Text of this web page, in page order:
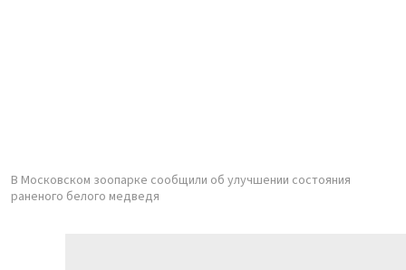
В Московском зоопарке сообщили об улучшении состояния
раненого белого медведя